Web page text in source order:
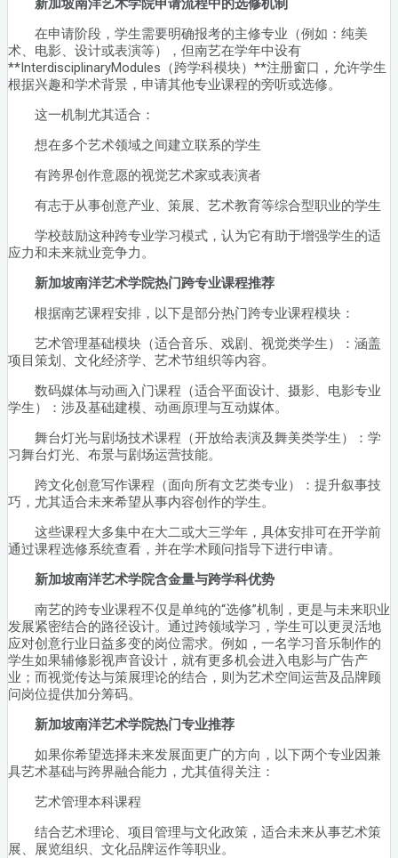
新加坡南洋艺术学院申请流程中的选修机制
在申请阶段，学生需要明确报考的主修专业（例如：纯美
术、电影、设计或表演等），但南艺在学年中设有
**InterdisciplinaryModules（跨学科模块）**注册窗口，允许学生
根据兴趣和学术背景，申请其他专业课程的旁听或选修。
这一机制尤其适合：
想在多个艺术领域之间建立联系的学生
有跨界创作意愿的视觉艺术家或表演者
有志于从事创意产业、策展、艺术教育等综合型职业的学生
学校鼓励这种跨专业学习模式，认为它有助于增强学生的适
应力和未来就业竞争力。
新加坡南洋艺术学院热门跨专业课程推荐
根据南艺课程安排，以下是部分热门跨专业课程模块：
艺术管理基础模块（适合音乐、戏剧、视觉类学生）：涵盖
项目策划、文化经济学、艺术节组织等内容。
数码媒体与动画入门课程（适合平面设计、摄影、电影专业
学生）：涉及基础建模、动画原理与互动媒体。
舞台灯光与剧场技术课程（开放给表演及舞美类学生）：学
习舞台灯光、布景与剧场运营技能。
跨文化创意写作课程（面向所有文艺类专业）：提升叙事技
巧，尤其适合未来希望从事内容创作的学生。
这些课程大多集中在大二或大三学年，具体安排可在开学前
通过课程选修系统查看，并在学术顾问指导下进行申请。
新加坡南洋艺术学院含金量与跨学科优势
南艺的跨专业课程不仅是单纯的“选修”机制，更是与未来职业
发展紧密结合的路径设计。通过跨领域学习，学生可以更灵活地
应对创意行业日益多变的岗位需求。例如，一名学习音乐制作的
学生如果辅修影视声音设计，就有更多机会进入电影与广告产
业；而视觉传达与策展理论的结合，则为艺术空间运营及品牌顾
问岗位提供加分筹码。
新加坡南洋艺术学院热门专业推荐
如果你希望选择未来发展面更广的方向，以下两个专业因兼
具艺术基础与跨界融合能力，尤其值得关注：
艺术管理本科课程
结合艺术理论、项目管理与文化政策，适合未来从事艺术策
展、展览组织、文化品牌运作等职业。